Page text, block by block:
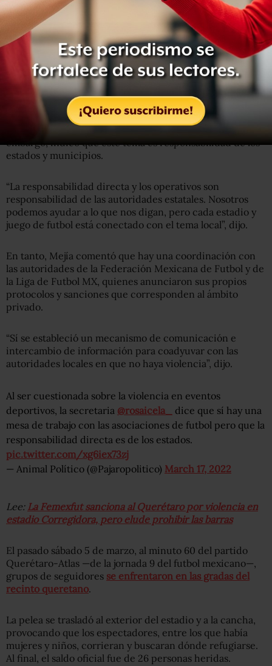
Lee:
A una semana de la violencia en Querétaro, la Liga
MX se reanuda y agresores siguen libres
Seguridad en eventos deportivos
Al ser cuestionada sobre la violencia en eventos
deportivos, la secretaria de Seguridad,Rosa Icela
Rodríguez
, informó que están en una mesa de trabajo con
las asociaciones de futbol para revisar el caso; sin
embargo, indicó que este tema es responsabilidad de los
estados y municipios.
“La responsabilidad directa y los operativos son
responsabilidad de las autoridades estatales. Nosotros
podemos ayudar a lo que nos digan, pero cada estadio y
juego de futbol está conectado con el tema local”, dijo.
En tanto, Mejía comentó que hay una coordinación con
las autoridades de la Federación Mexicana de Futbol y de
la Liga de Futbol MX, quienes anunciaron sus propios
protocolos y sanciones que corresponden al ámbito
privado.
“Sí se estableció un mecanismo de comunicación e
intercambio de información para coadyuvar con las
autoridades locales en que no haya violencia”, dijo.
Al ser cuestionada sobre la violencia en eventos
deportivos, la secretaria @rosaicela_
dice que sí hay una
mesa de trabajo con las asociaciones de futbol pero que la
responsabilidad directa es de los estados.
pic.twitter.com/xg6iex73zj
— Animal Político (@Pajaropolitico) March 17, 2022
Lee: La Femexfut sanciona al Querétaro por violencia en
estadio Corregidora, pero elude prohibir las barras
El pasado sábado 5 de marzo, al minuto 60 del partido
Querétaro-Atlas —de la jornada 9 del futbol mexicano—,
grupos de seguidores se enfrentaron en las gradas del
recinto queretano.
La pelea se trasladó al exterior del estadio y a la cancha,
provocando que los espectadores, entre los que había
mujeres y niños, corrieran y buscaran dónde refugiarse.
Al final, el saldo oficial fue de 26 personas heridas.